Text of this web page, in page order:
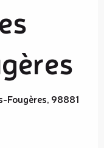
Fougères, 98881